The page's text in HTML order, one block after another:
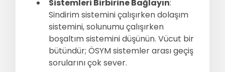
Sistemleri Birbirine Bağlayın:
Sindirim sistemini çalışırken dolaşım
sistemini, solunumu çalışırken
boşaltım sistemini düşünün. Vücut bir
bütündür; ÖSYM sistemler arası geçiş
sorularını çok sever.